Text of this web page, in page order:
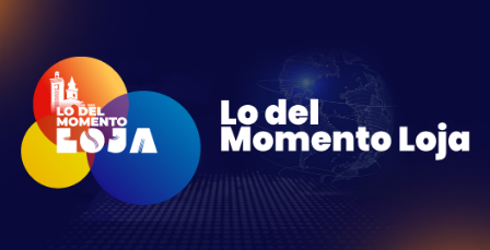
contenido